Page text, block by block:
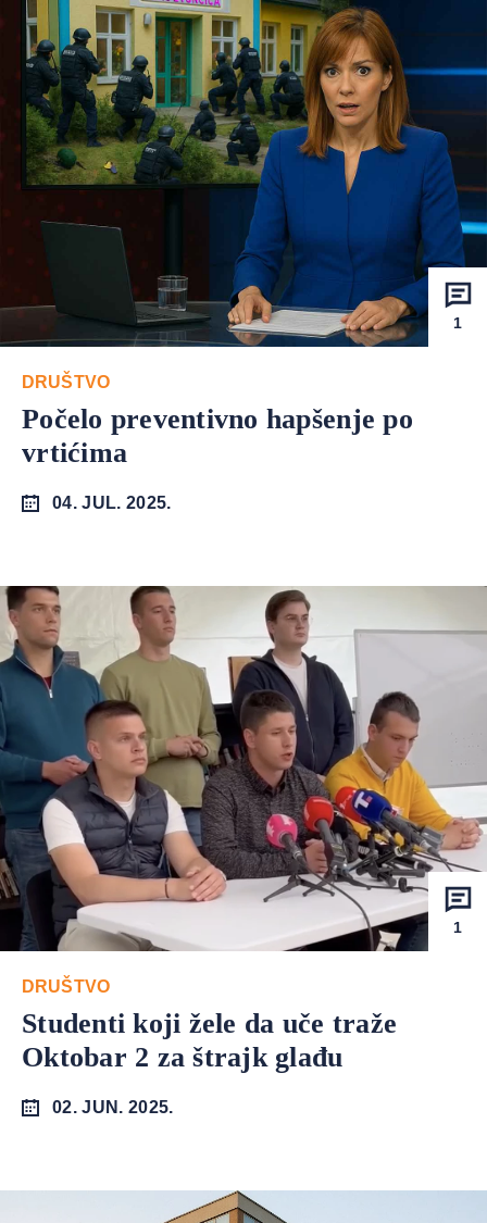
1
DRUŠTVO
Počelo preventivno hapšenje po
vrtićima
04. JUL. 2025.
1
DRUŠTVO
Studenti koji žele da uče traže
Oktobar 2 za štrajk glađu
02. JUN. 2025.